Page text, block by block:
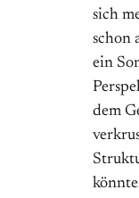
sich
schon
ein
dem